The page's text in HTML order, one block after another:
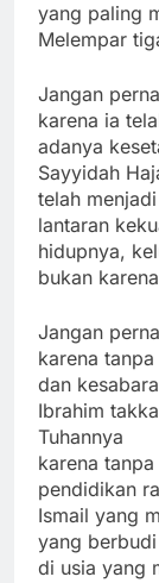
yang paling
Melempar
Jangan
karena ia
adanya
Sayyidah
telah
lantaran
hidupnya,
bukan
Jangan
karena
dan
Ibrahim
Tuhannya
karena
pendidikan
Ismail yang
yang
di usia yang